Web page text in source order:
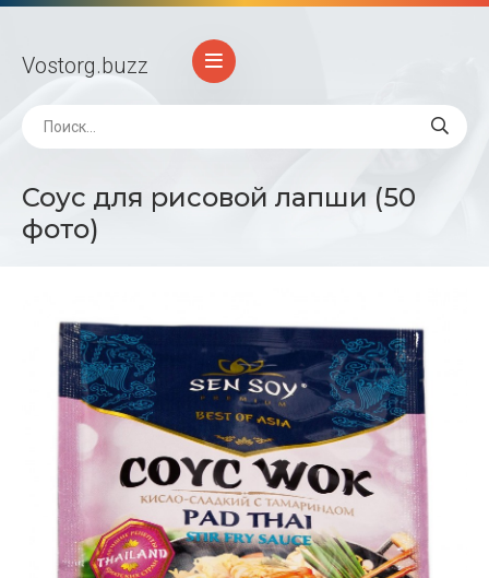
Vostorg.buzz
Соус для рисовой лапши (50
фото)